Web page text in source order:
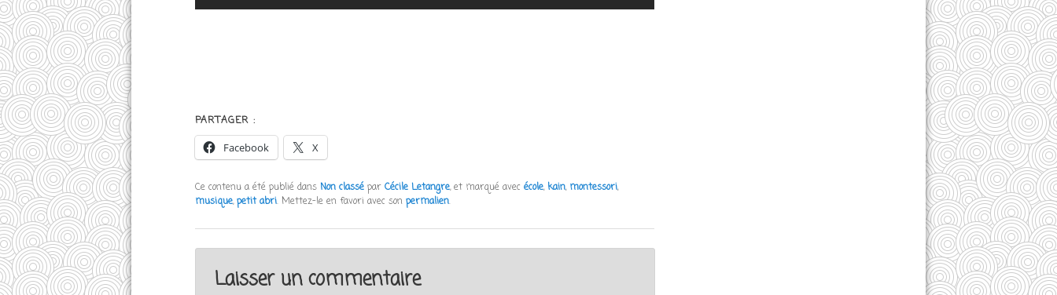
PARTAGER :
Facebook
X
Ce contenu a été publié dans Non classé par Cécile Letangre, et marqué avec école, kain, montessori,
musique,petit abri. Mettez-le en favori avec son permalien.
Laisser un commentaire